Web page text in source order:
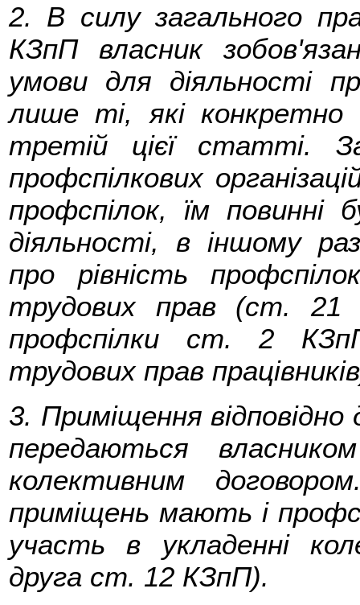
2. В силу загального
КЗпП власник
умови для діяльності
лише ті, які конкретно
третій цієї статті.
профспілкових
профспілок, їм повинні
діяльності, в іншому
про рівність
трудових прав (ст. 21
профспілки ст. 2
трудових прав
3. Приміщення
передаються
колективним
приміщень мають і
участь в укладенні
друга ст. 12 КЗпП).